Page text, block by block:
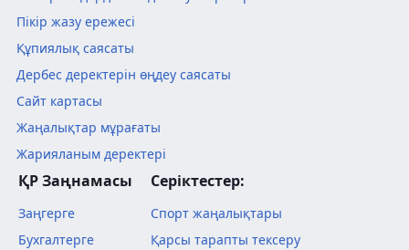
Пікір жазу ережесі
Құпиялық саясаты
Дербес деректерін өңдеу саясаты
Сайт картасы
Жаңалықтар мұрағаты
Жарияланым деректері
ҚР Заңнамасы
Заңгерге
Бухгалтерге
Серіктестер:
Спорт жаңалықтары
Қарсы тарапты тексеру